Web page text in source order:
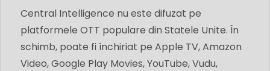
Central Intelligence nu este difuzat pe
platformele OTT populare din Statele Unite. În
schimb, poate fi închiriat pe Apple TV, Amazon
Video, Google Play Movies, YouTube, Vudu,